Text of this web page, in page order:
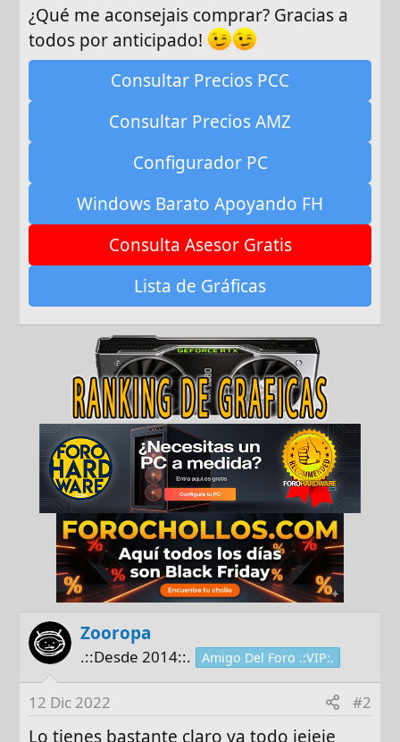
¿Qué me aconsejais comprar? Gracias a
todos por anticipado!
Consultar Precios PCC
Consultar Precios AMZ
Configurador PC
Windows Barato Apoyando FH
Consulta Asesor Gratis
Lista de Gráficas
Zooropa
.::Desde 2014::. Amigo Del Foro .:VIP:.
12 Dic 2022 #2
Lo tienes bastante claro ya todo jejeje